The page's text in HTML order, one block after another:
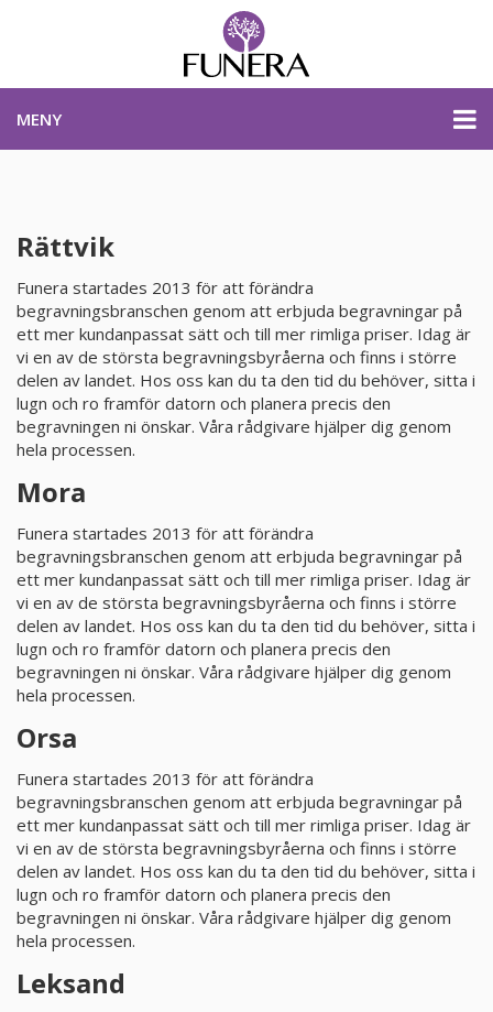
MENY
KONTAKTA OSS
STARTSIDA
PRODUKTER & PRISER
OM BEGRAVNINGAR
JURIDIK
OM FUNERA
KONTAKTA OSS
LIVESTREAMING
Rättvik
Funera startades 2013 för att förändra
begravningsbranschen genom att erbjuda begravningar på
ett mer kundanpassat sätt och till mer rimliga priser. Idag är
vi en av de största begravningsbyråerna och finns i större
delen av landet. Hos oss kan du ta den tid du behöver, sitta i
lugn och ro framför datorn och planera precis den
begravningen ni önskar. Våra rådgivare hjälper dig genom
hela processen.
Mora
Funera startades 2013 för att förändra
begravningsbranschen genom att erbjuda begravningar på
ett mer kundanpassat sätt och till mer rimliga priser. Idag är
vi en av de största begravningsbyråerna och finns i större
delen av landet. Hos oss kan du ta den tid du behöver, sitta i
lugn och ro framför datorn och planera precis den
begravningen ni önskar. Våra rådgivare hjälper dig genom
hela processen.
Orsa
Funera startades 2013 för att förändra
begravningsbranschen genom att erbjuda begravningar på
ett mer kundanpassat sätt och till mer rimliga priser. Idag är
vi en av de största begravningsbyråerna och finns i större
delen av landet. Hos oss kan du ta den tid du behöver, sitta i
lugn och ro framför datorn och planera precis den
begravningen ni önskar. Våra rådgivare hjälper dig genom
hela processen.
Leksand